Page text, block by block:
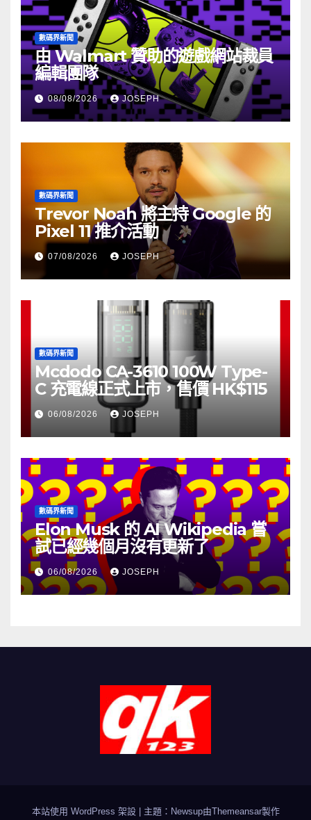
數碼界新聞
由 Walmart 贊助的遊戲網站裁員
編輯團隊
08/08/2026 JOSEPH
數碼界新聞
Trevor Noah 將主持 Google 的
Pixel 11 推介活動
07/08/2026 JOSEPH
數碼界新聞
Mcdodo CA-3610 100W Type-
C 充電線正式上市，售價 HK$115
06/08/2026 JOSEPH
數碼界新聞
Elon Musk 的 AI Wikipedia 嘗
試已經幾個月沒有更新了
06/08/2026 JOSEPH
本站使用 WordPress 架設 主題：Newsup由Themeansar製作